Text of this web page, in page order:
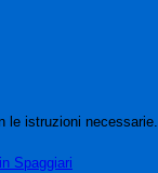
le istruzioni necessarie.
Spaggiari